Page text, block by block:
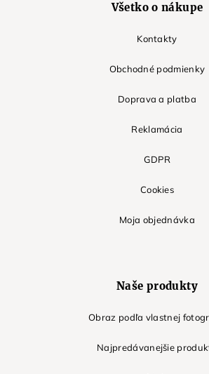
Všetko o nákupe
Kontakty
Obchodné podmienky
Doprava a platba
Reklamácia
GDPR
Cookies
Moja objednávka
Naše produkty
Obraz podľa vlastnej
Najpredávanejšie